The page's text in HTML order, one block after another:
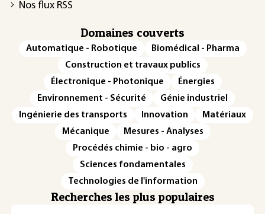
Nos flux RSS
Domaines couverts
Automatique - Robotique
Biomédical - Pharma
Construction et travaux publics
Électronique - Photonique
Énergies
Environnement - Sécurité
Génie industriel
Ingénierie des transports
Innovation
Matériaux
Mécanique
Mesures - Analyses
Procédés chimie - bio - agro
Sciences fondamentales
Technologies de l'information
Recherches les plus populaires